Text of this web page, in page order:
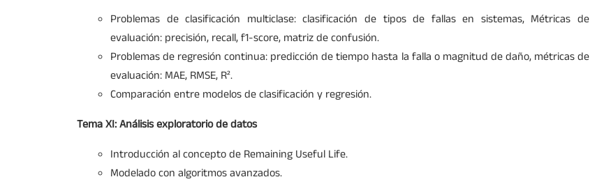
Problemas de clasificación multiclase: clasificación de tipos de fallas en sistemas, Métricas de
evaluación: precisión, recall, f1-score, matriz de confusión.
Problemas de regresión continua: predicción de tiempo hasta la falla o magnitud de daño, métricas de
evaluación: MAE, RMSE, R².
Comparación entre modelos de clasificación y regresión.
Tema XI: Análisis exploratorio de datos
Introducción al concepto de Remaining Useful Life.
Modelado con algoritmos avanzados.